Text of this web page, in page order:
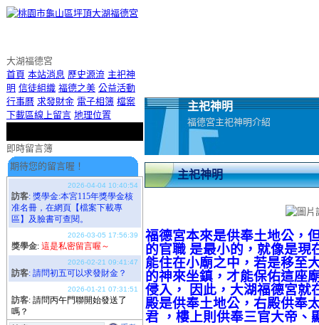
大湖福德宮
首頁 本站消息 歷史源流 主祀神
明 信徒組織 福德之美 公益活動
行事曆 求發財金 電子相簿 檔案
下載區線上留言 地理位置
即時留言簿
歡迎使用即時留言板！
期待您的留言喔！
主祀神明
福德宮主祀神明介紹
主祀神明
福德宮本來是供奉土地公，
的官職 是最小的，就像是現
能住在小廟之中，若是移至
的神來坐鎮，才能保佑這座
侵入， 因此，大湖福德宮就
殿是供奉土地公，右殿供奉
君 ，樓上則供奉三官大帝、